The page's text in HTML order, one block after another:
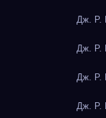
Дж. Р.
Дж. Р.
Дж. Р.
Дж. Р.